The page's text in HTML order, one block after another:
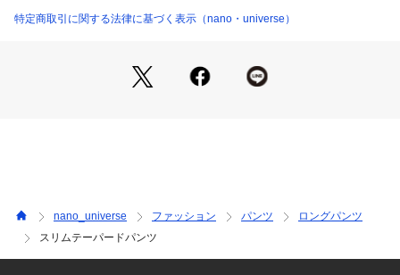
・すっきりとした美脚ラインのテーパードパンツ
・ストレスフリーな後ろウエストゴム仕様
・オフィスからデイリーまで着まわせる万能デザイン
―SERIES―
6694130315　ｻｲﾄﾞﾊﾟｰﾂ付きIﾗｲﾝｽｶｰﾄ
特定商取引に関する法律に基づく表示（nano・universe）
nano_universe ファッション パンツ
ロングパンツ
スリムテーパードパンツ